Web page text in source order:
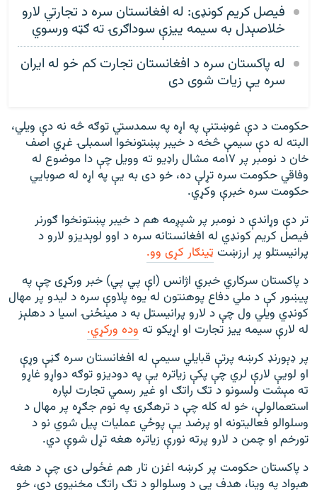
فیصل کريم کونډی: له افغانستان سره د تجارتي لارو
خلاصېدل به سيمه ييزې سوداګرۍ ته ګټه ورسوي
له پاکستان سره د افغانستان تجارت کم خو له ایران
سره یې زیات شوی دی
حکومت د دې غوښتنې په اړه په سمدستي توګه څه نه دې ويلي،
البته له دې سيمې څخه د خیبر پښتونخوا اسمبلۍ غړي اصف
خان د نومبر پر ۱۷مه مشال راډيو ته وويل چې دا موضوع له
وفاقي حکومت سره تړلې ده، خو دی به يې په اړه له صوبايي
حکومت سره خبرې وکړي.
تر دې وړاندې د نومبر پر شپږمه هم د خیبر پښتونخوا ګورنر
فیصل کریم کونډي له افغانستانه سره د اوو لوېدیزو لارو د
پرانیستلو پر ارزښت ټینګار کړی وو.
د پاکستان سرکاري خبري اژانس (اې پي پي) خبر ورکړی چې په
پیښور کې د ملي دفاع پوهنتون له يوه پلاوې سره د لیدو پر مهال
کونډي ويلي ول چې د لارو پرانيستل به د مينځنۍ اسیا د دهلېز
له لارې سیمه ییز تجارت او اړیکو ته وده ورکړي.
پر ډېورنډ کرښه پرتې قبايلي سيمې له افغانستان سره ګڼې وړې
او لويې لارې لري چې پکې زیاتره يې په دوديزو توګه دواړو غاړو
ته مېشت ولسونو د تګ راتګ او غير رسمي تجارت لپاره
استعمالولې، خو له کله چې د ترهګرۍ په نوم جګړه پر مهال د
وسلوالو فعالیتونه او پرضد يې پوځي عملیات پیل شوي نو د
تورخم او چمن د لارو پرته نورې زیاتره هغه تړل شوې دي.
د پاکستان حکومت پر کرښه اغزن تار هم غځولی دی چې د هغه
هېواد په وینا، هدف يې د وسلوالو د تګ راتګ مخنيوی دی، خو